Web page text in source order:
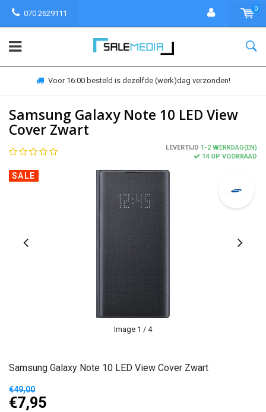
070 2629111
0
Voor 16:00 besteld is dezelfde (werk)dag verzonden!
Samsung Galaxy Note 10 LED View
Cover Zwart
LEVERTIJD 1-2 WERKDAG(EN)
14 OP VOORRAAD
SALE
Image 1 / 4
Samsung Galaxy Note 10 LED View Cover Zwart
€49,00
€7,95